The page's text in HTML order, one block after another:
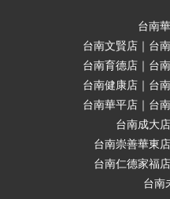
台南
台南文賢店｜台
台南育德店｜台
台南健康店｜台
台南華平店｜台
台南成大
台南崇善華東
台南仁德家福
台南